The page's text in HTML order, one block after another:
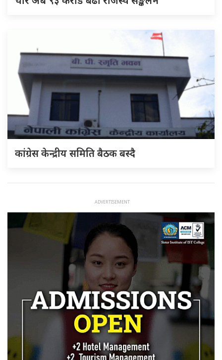
कांग्रेस केन्द्रीय समिति बैठक बस्दै